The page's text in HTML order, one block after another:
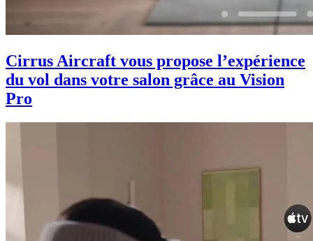
Cirrus Aircraft vous propose l’expérience
du vol dans votre salon grâce au Vision
Pro